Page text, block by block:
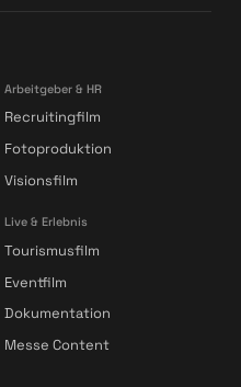
Arbeitgeber & HR
Recruitingfilm
Fotoproduktion
Visionsfilm
Live & Erlebnis
Tourismusfilm
Eventfilm
Dokumentation
Messe Content